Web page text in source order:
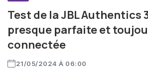
Test de la JBL Authentics
presque parfaite et
connectée
21/05/2024 À 06:00